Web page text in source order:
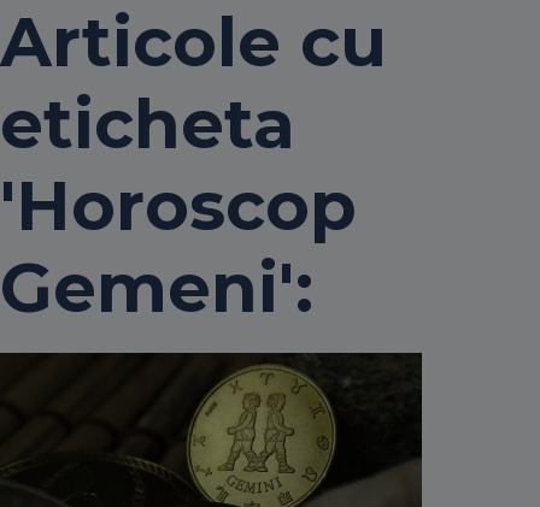
Articole cu
eticheta
'Horoscop
Gemeni':